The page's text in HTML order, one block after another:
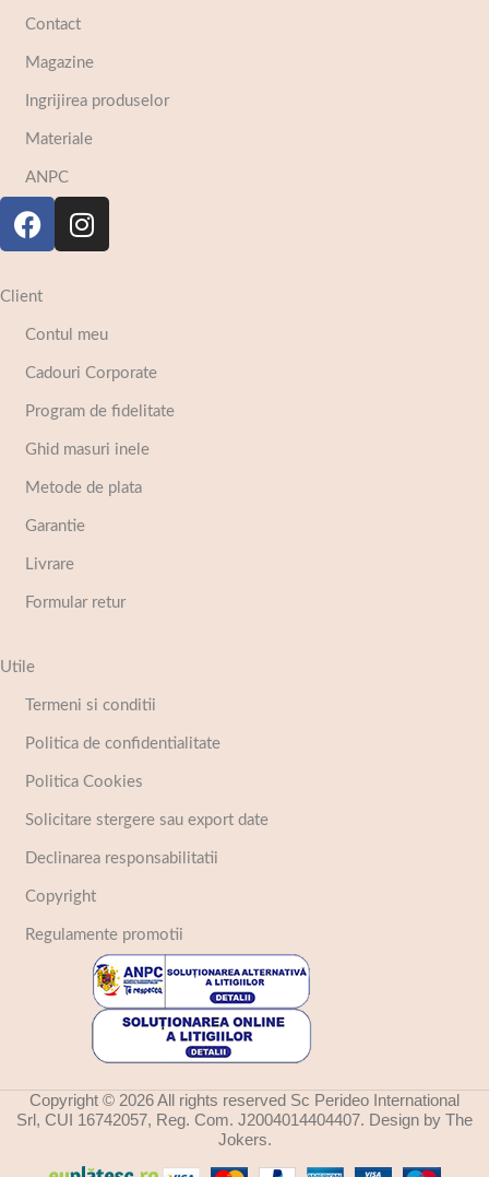
Contact
Magazine
Ingrijirea produselor
Materiale
ANPC
Client
Contul meu
Cadouri Corporate
Program de fidelitate
Ghid masuri inele
Metode de plata
Garantie
Livrare
Formular retur
Utile
Termeni si conditii
Politica de confidentialitate
Politica Cookies
Solicitare stergere sau export date
Declinarea responsabilitatii
Copyright
Regulamente promotii
Copyright © 2026 All rights reserved Sc Perideo International
Srl, CUI 16742057, Reg. Com. J2004014404407. Design by The
Jokers.